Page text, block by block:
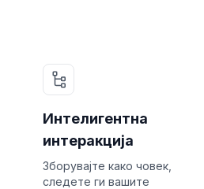
Интелигентна
интеракција
Зборувајте како човек,
следете ги вашите